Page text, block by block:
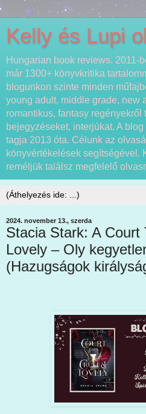
Kelly és Lupi
Hungarian book reviews. 2011-
már 1300+ könyvkritika
blogunkon szinte minden
young adult, middle grade, new
romantikus, fantasy
bejegyzéseket, interjúkat. A
tagja 2013 óta. Célunk az
könyvértékelések segítségével.
reméljük találsz megfelelő
2024. november 13., szerda
Stacia Stark: A ​Court
Lovely – Oly
(Hazugságok